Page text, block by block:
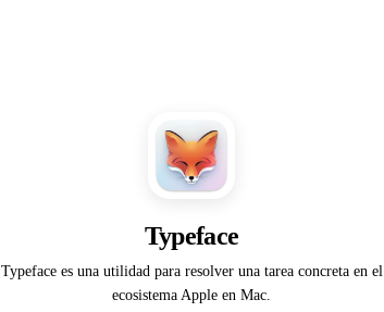
Typeface
Typeface es una utilidad para resolver una tarea concreta en el
ecosistema Apple en Mac.